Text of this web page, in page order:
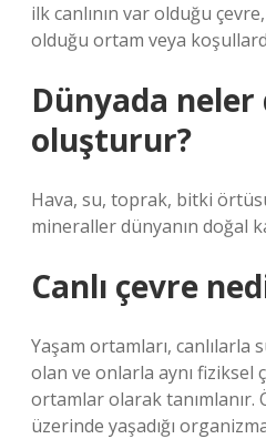
ilk canlının var olduğu
olduğu ortam veya
Dünyada
oluşturur?
Hava, su, toprak, bitki
mineraller dünyanın doğal
Canlı çevre
Yaşam ortamları,
olan ve onlarla aynı fiziksel
ortamlar olarak tanımlanır.
üzerinde yaşadığı